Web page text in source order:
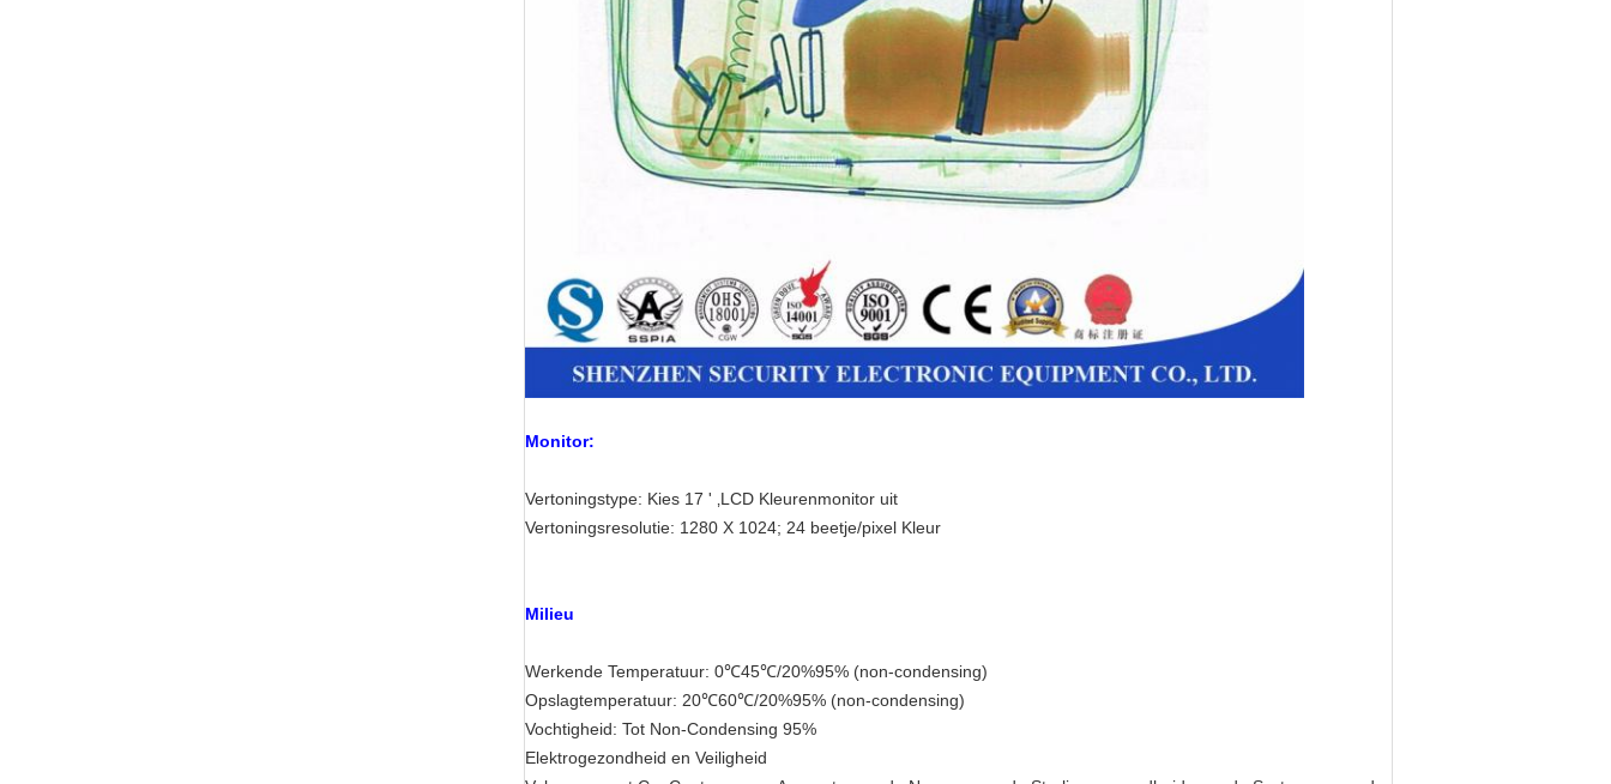
Monitor:
Vertoningstype: Kies 17 ' ‚LCD Kleurenmonitor uit
Vertoningsresolutie: 1280 X 1024; 24 beetje/pixel Kleur
Milieu
Werkende Temperatuur: 0℃45℃/20%95% (non-condensing)
Opslagtemperatuur: 20℃60℃/20%95% (non-condensing)
Vochtigheid: Tot Non-Condensing 95%
Elektrogezondheid en Veiligheid